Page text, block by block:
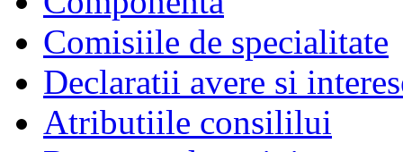
Comisiile de specialitate
Declaratii avere si
Atributiile consililui